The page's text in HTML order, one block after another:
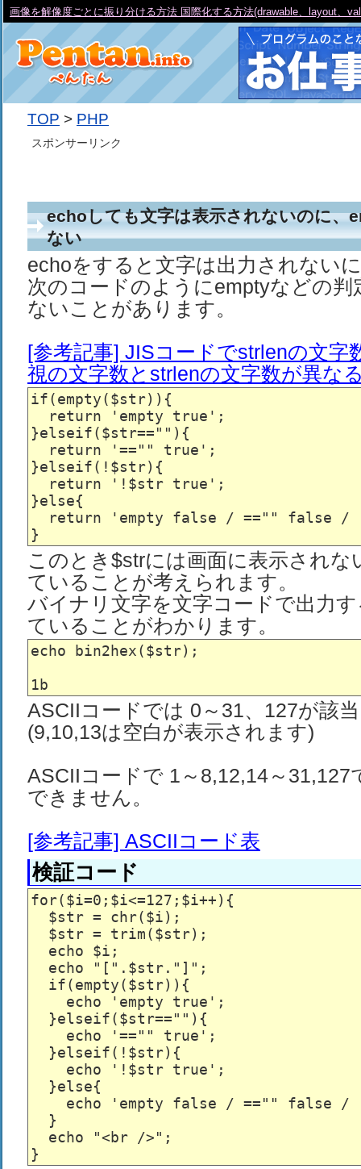
TOP > PHP
echoしても文字は表示されないのに、
ない
echoをすると文字は出力されない
次のコードのようにemptyなどの判
ないことがあります。
[参考記事] JISコードでstrlenの文字
視の文字数とstrlenの文字数が異な
if(empty($str)){
  return 'empty true';
}elseif($str==""){
  return '=="" true';
}elseif(!$str){
  return '!$str true';
}else{
return 'empty false / =="" false /
このとき$strには画面に表示されな
ていることが考えられます。
バイナリ文字を文字コードで出力
ていることがわかります。
echo bin2hex($str);
ASCIIコードでは 0～31、127が該
(9,10,13は空白が表示されます)
ASCIIコードで 1～8,12,14～31,127
できません。
[参考記事] ASCIIコード表
検証コード
for($i=0;$i<=127;$i++){
  $str = chr($i);
  $str = trim($str);
  echo $i;
  echo "[".$str."]";
  if(empty($str)){
    echo 'empty true';
  }elseif($str==""){
    echo '=="" true';
  }elseif(!$str){
    echo '!$str true';
  }else{
echo 'empty false / =="" false /
  }
  echo "<br />";
スポンサーリンク
画像を解像度ごとに振り分ける方法 国際化する方法(drawable、layout、